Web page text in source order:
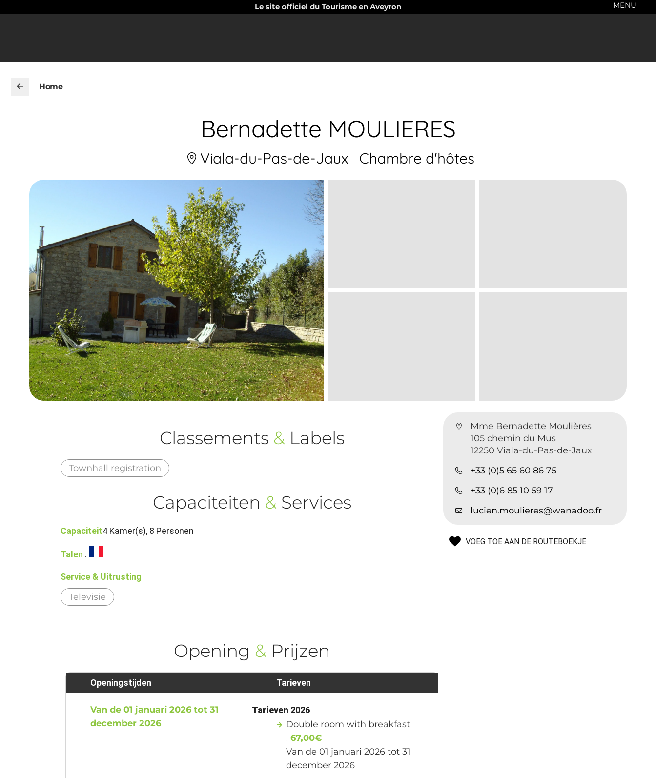
Le site officiel du Tourisme en Aveyron MENU
Home
Bernadette MOULIERES
Viala-du-Pas-de-Jaux Chambre d'hôtes
Mme Bernadette Moulières
105 chemin du Mus
12250 Viala-du-Pas-de-Jaux
+33 (0)5 65 60 86 75
+33 (0)6 85 10 59 17
lucien.moulieres@wanadoo.fr
VOEG TOE AAN DE ROUTEBOEKJE
Classements & Labels
Townhall registration
Capaciteiten & Services
Capaciteit4 Kamer(s), 8 Personen
Talen :
Service & Uitrusting
Televisie
Opening & Prijzen
Openingstijden
Van de 01 januari 2026 tot 31
december 2026
Tarieven
Tarieven 2026
Double room with breakfast
:67,00€
Van de 01 januari 2026 tot 31
december 2026